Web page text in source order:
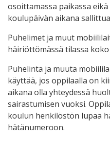
osoittamassa paikassa
koulupäivän aikana
Puhelimet ja muut
häiriöttömässä tilassa
Puhelinta ja muuta
käyttää, jos oppilaalla on
aikana olla yhteydessä
sairastumisen vuoksi.
koulun henkilöstön lupaa
hätänumeroon.